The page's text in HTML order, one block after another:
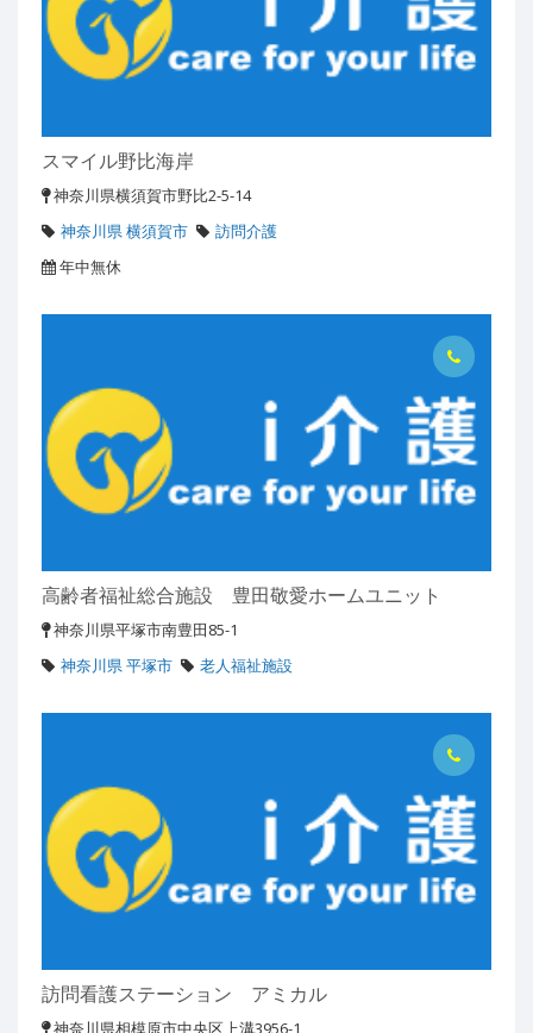
スマイル野比海岸
神奈川県横須賀市野比2-5-14
神奈川県 横須賀市
訪問介護
年中無休
高齢者福祉総合施設 豊田敬愛ホームユニット
神奈川県平塚市南豊田85-1
神奈川県 平塚市
老人福祉施設
訪問看護ステーション アミカル
神奈川県相模原市中央区上溝3956-1